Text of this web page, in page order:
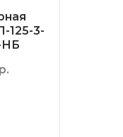
125-3-
НБ